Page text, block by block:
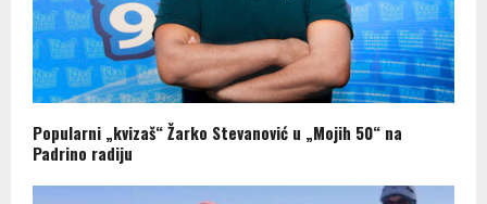
Popularni „kvizaš“ Žarko Stevanović u „Mojih 50“ na
Padrino radiju